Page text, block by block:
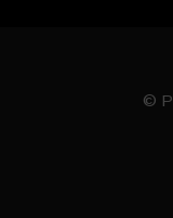
©